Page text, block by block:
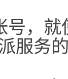
号，
服务